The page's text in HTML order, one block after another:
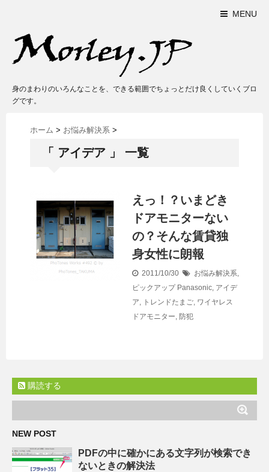
MENU
身のまわりのいろんなことを、できる範囲でちょっとだけ良くしていくブロ
グです。
ホーム > お悩み解決系 >
「 アイデア 」 一覧
えっ！？いまどき
ドアモニターない
の？そんな賃貸独
身女性に朗報
2011/10/30 お悩み解決系,
ピックアップ Panasonic, アイデ
ア, トレンドたまご, ワイヤレス
ドアモニター, 防犯
購読する
NEW POST
PDFの中に確かにある文字列が検索でき
ないときの解決法